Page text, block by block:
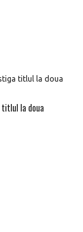
titlul la doua